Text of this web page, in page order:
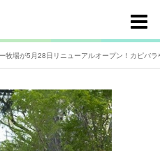
牧場が5月28日リニューアルオープン！カピバ